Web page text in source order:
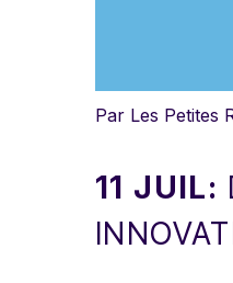
Par Les Petites
11 JUIL: